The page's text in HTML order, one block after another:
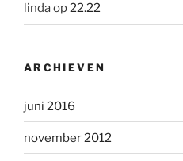
lindaop22.22
ARCHIEVEN
juni 2016
november 2012